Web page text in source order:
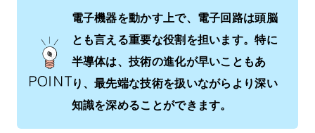
電子機器を動かす上で、電子回路は頭脳
とも言える重要な役割を担います。特に
半導体は、技術の進化が早いこともあ
り、最先端な技術を扱いながらより深い
知識を深めることができます。